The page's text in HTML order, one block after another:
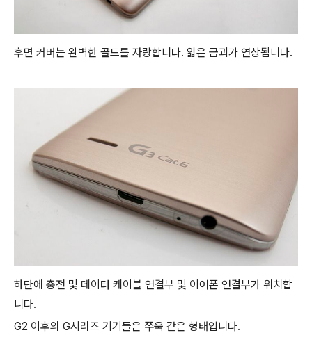
후면 커버는 완벽한 골드를 자랑합니다. 얇은 금괴가 연상됩니다.
하단에 충전 및 데이터 케이블 연결부 및 이어폰 연결부가 위치합
니다.
G2 이후의 G시리즈 기기들은 쭈욱 같은 형태입니다.